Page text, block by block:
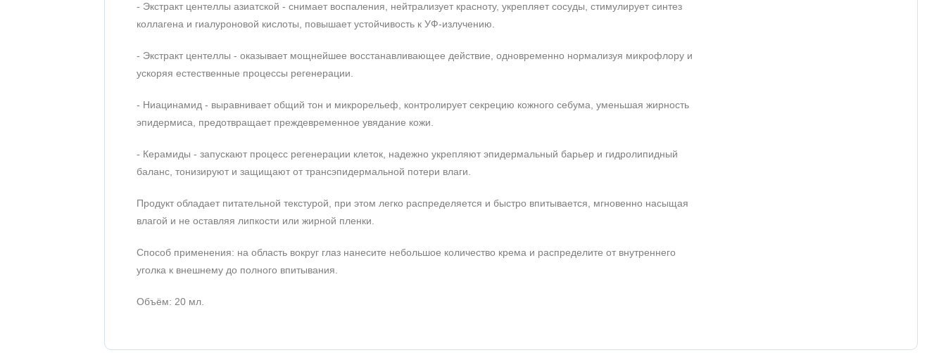
- Экстракт центеллы азиатской - снимает воспаления, нейтрализует красноту, укрепляет сосуды, стимулирует синтез
коллагена и гиалуроновой кислоты, повышает устойчивость к УФ-излучению.
- Экстракт центеллы - оказывает мощнейшее восстанавливающее действие, одновременно нормализуя микрофлору и
ускоряя естественные процессы регенерации.
- Ниацинамид - выравнивает общий тон и микрорельеф, контролирует секрецию кожного себума, уменьшая жирность
эпидермиса, предотвращает преждевременное увядание кожи.
- Керамиды - запускают процесс регенерации клеток, надежно укрепляют эпидермальный барьер и гидролипидный
баланс, тонизируют и защищают от трансэпидермальной потери влаги.
Продукт обладает питательной текстурой, при этом легко распределяется и быстро впитывается, мгновенно насыщая
влагой и не оставляя липкости или жирной пленки.
Способ применения: на область вокруг глаз нанесите небольшое количество крема и распределите от внутреннего
уголка к внешнему до полного впитывания.
Объём: 20 мл.